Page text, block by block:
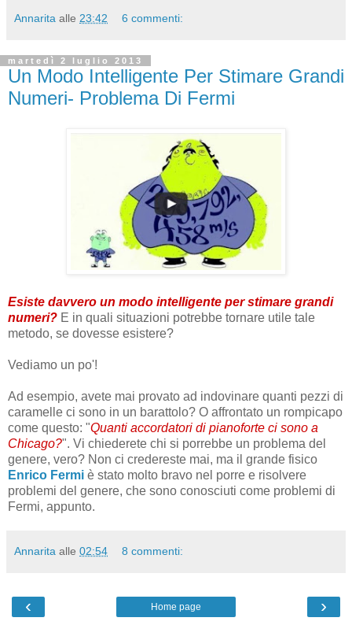
Annarita alle 23:42 6 commenti:
martedì 2 luglio 2013
Un Modo Intelligente Per Stimare Grandi
Numeri- Problema Di Fermi
Esiste davvero un modo intelligente per stimare grandi
numeri? E in quali situazioni potrebbe tornare utile tale
metodo, se dovesse esistere?
Vediamo un po'!
Ad esempio, avete mai provato ad indovinare quanti pezzi di
caramelle ci sono in un barattolo? O affrontato un rompicapo
come questo: "Quanti accordatori di pianoforte ci sono a
Chicago?". Vi chiederete chi si porrebbe un problema del
genere, vero? Non ci credereste mai, ma il grande fisico
Enrico Fermi è stato molto bravo nel porre e risolvere
problemi del genere, che sono conosciuti come problemi di
Fermi, appunto.
Annarita alle 02:54 8 commenti:
‹ ›
Home page